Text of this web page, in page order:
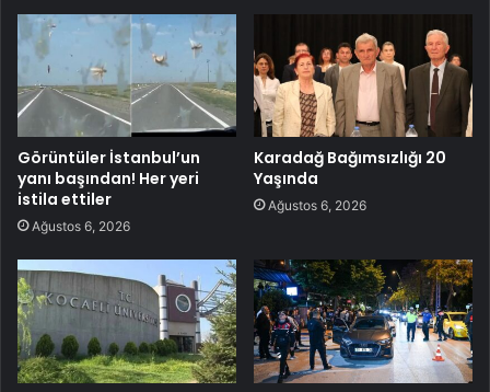
Görüntüler İstanbul’un
yanı başından! Her yeri
istila ettiler
Ağustos 6, 2026
Karadağ Bağımsızlığı 20
Yaşında
Ağustos 6, 2026